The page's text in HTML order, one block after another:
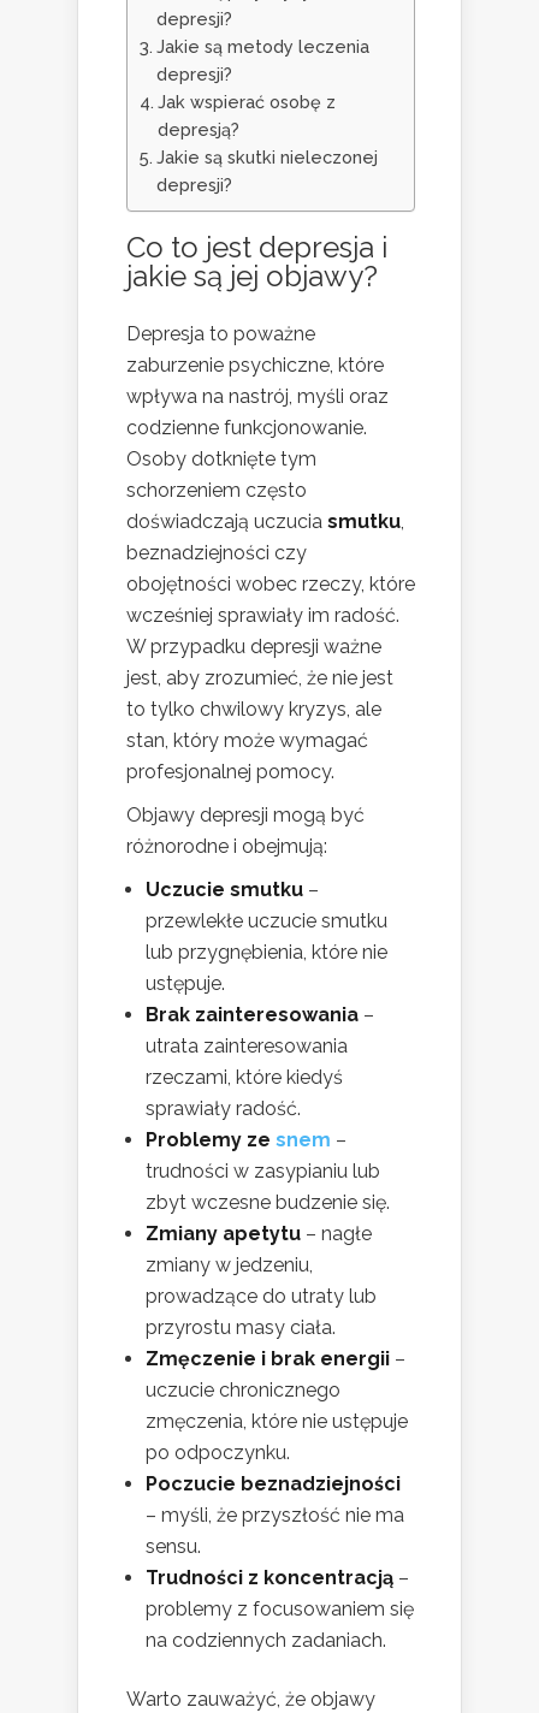
depresji?
Jakie są metody leczenia
depresji?
Jak wspierać osobę z
depresją?
Jakie są skutki nieleczonej
depresji?
Co to jest depresja i
jakie są jej objawy?
Depresja to poważne
zaburzenie psychiczne, które
wpływa na nastrój, myśli oraz
codzienne funkcjonowanie.
Osoby dotknięte tym
schorzeniem często
doświadczają uczucia smutku,
beznadziejności czy
obojętności wobec rzeczy, które
wcześniej sprawiały im radość.
W przypadku depresji ważne
jest, aby zrozumieć, że nie jest
to tylko chwilowy kryzys, ale
stan, który może wymagać
profesjonalnej pomocy.
Objawy depresji mogą być
różnorodne i obejmują:
Uczucie smutku –
przewlekłe uczucie smutku
lub przygnębienia, które nie
ustępuje.
Brak zainteresowania –
utrata zainteresowania
rzeczami, które kiedyś
sprawiały radość.
Problemy ze snem –
trudności w zasypianiu lub
zbyt wczesne budzenie się.
Zmiany apetytu – nagłe
zmiany w jedzeniu,
prowadzące do utraty lub
przyrostu masy ciała.
Zmęczenie i brak energii –
uczucie chronicznego
zmęczenia, które nie ustępuje
po odpoczynku.
Poczucie beznadziejności
– myśli, że przyszłość nie ma
sensu.
Trudności z koncentracją –
problemy z focusowaniem się
na codziennych zadaniach.
Warto zauważyć, że objawy